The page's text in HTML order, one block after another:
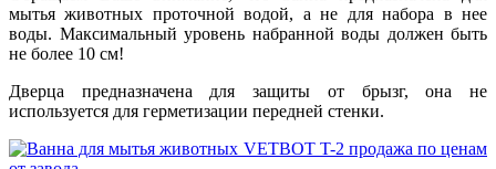
мытья животных проточной водой, а не для набора в нее
воды. Максимальный уровень набранной воды должен быть
не более 10 см!
Дверца предназначена для защиты от брызг, она не
используется для герметизации передней стенки.